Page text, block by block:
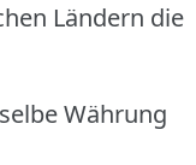
Ländern die
Währung